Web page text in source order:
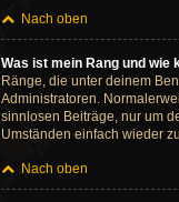
Nach oben
Was ist mein Rang und wie
Ränge, die unter deinem
Administratoren.
sinnlosen Beiträge, nur um
Umständen einfach wieder
Nach oben